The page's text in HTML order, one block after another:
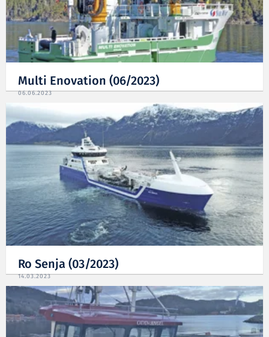
Multi Enovation (06/2023)
06.06.2023
Ro Senja (03/2023)
14.03.2023